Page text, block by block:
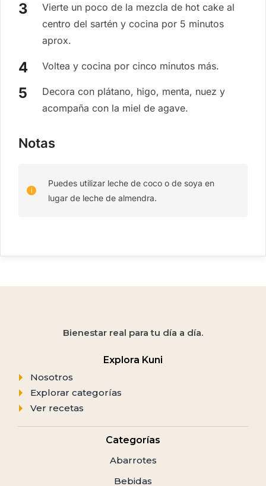
Vierte un poco de la mezcla de hot cake al
centro del sartén y cocina por 5 minutos
aprox.
Voltea y cocina por cinco minutos más.
Decora con plátano, higo, menta, nuez y
acompaña con la miel de agave.
Notas
Puedes utilizar leche de coco o de soya en
lugar de leche de almendra.
Bienestar real para tu día a día.
Explora Kuni
Nosotros
Explorar categorías
Ver recetas
Categorías
Abarrotes
Bebidas